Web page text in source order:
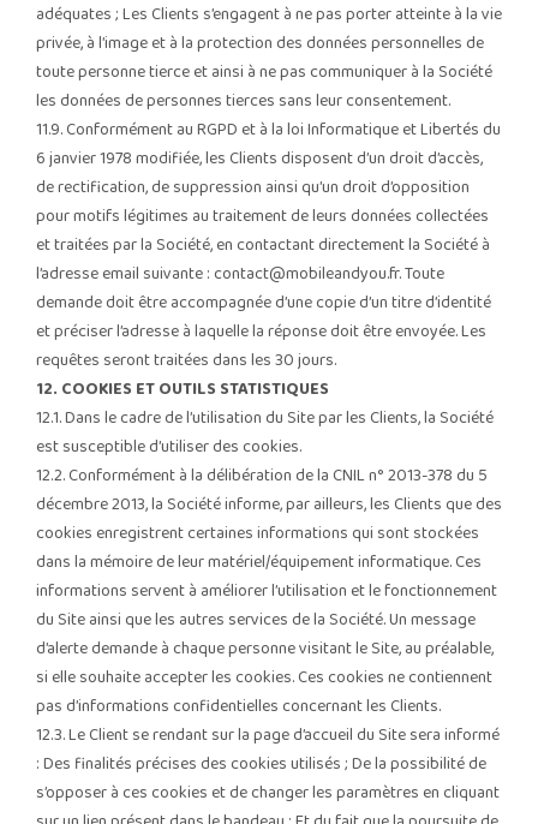
adéquates ; Les Clients s’engagent à ne pas porter atteinte à la vie
privée, à l’image et à la protection des données personnelles de
toute personne tierce et ainsi à ne pas communiquer à la Société
les données de personnes tierces sans leur consentement.
11.9. Conformément au RGPD et à la loi Informatique et Libertés du
6 janvier 1978 modifiée, les Clients disposent d’un droit d’accès,
de rectification, de suppression ainsi qu’un droit d’opposition
pour motifs légitimes au traitement de leurs données collectées
et traitées par la Société, en contactant directement la Société à
l’adresse email suivante : contact@mobileandyou.fr. Toute
demande doit être accompagnée d’une copie d’un titre d’identité
et préciser l’adresse à laquelle la réponse doit être envoyée. Les
requêtes seront traitées dans les 30 jours.
12. COOKIES ET OUTILS STATISTIQUES
12.1. Dans le cadre de l’utilisation du Site par les Clients, la Société
est susceptible d’utiliser des cookies.
12.2. Conformément à la délibération de la CNIL n° 2013-378 du 5
décembre 2013, la Société informe, par ailleurs, les Clients que des
cookies enregistrent certaines informations qui sont stockées
dans la mémoire de leur matériel/équipement informatique. Ces
informations servent à améliorer l’utilisation et le fonctionnement
du Site ainsi que les autres services de la Société. Un message
d’alerte demande à chaque personne visitant le Site, au préalable,
si elle souhaite accepter les cookies. Ces cookies ne contiennent
pas d’informations confidentielles concernant les Clients.
12.3. Le Client se rendant sur la page d’accueil du Site sera informé
: Des finalités précises des cookies utilisés ; De la possibilité de
s’opposer à ces cookies et de changer les paramètres en cliquant